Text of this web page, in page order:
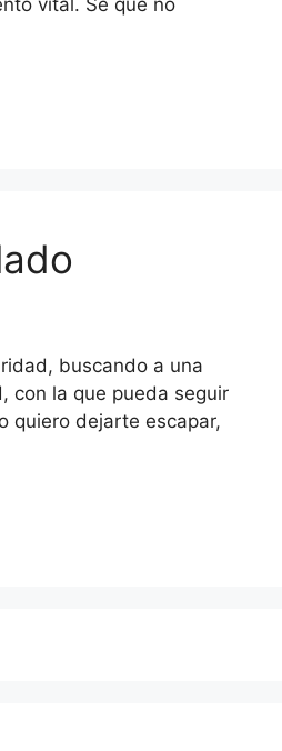
buscando a una
con la que pueda seguir
quiero dejarte escapar,